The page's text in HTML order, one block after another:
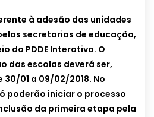
à adesão das unidades
secretarias de educação,
do PDDE Interativo. O
das escolas deverá ser,
01 a 09/02/2018. No
poderão iniciar o processo
da primeira etapa pela